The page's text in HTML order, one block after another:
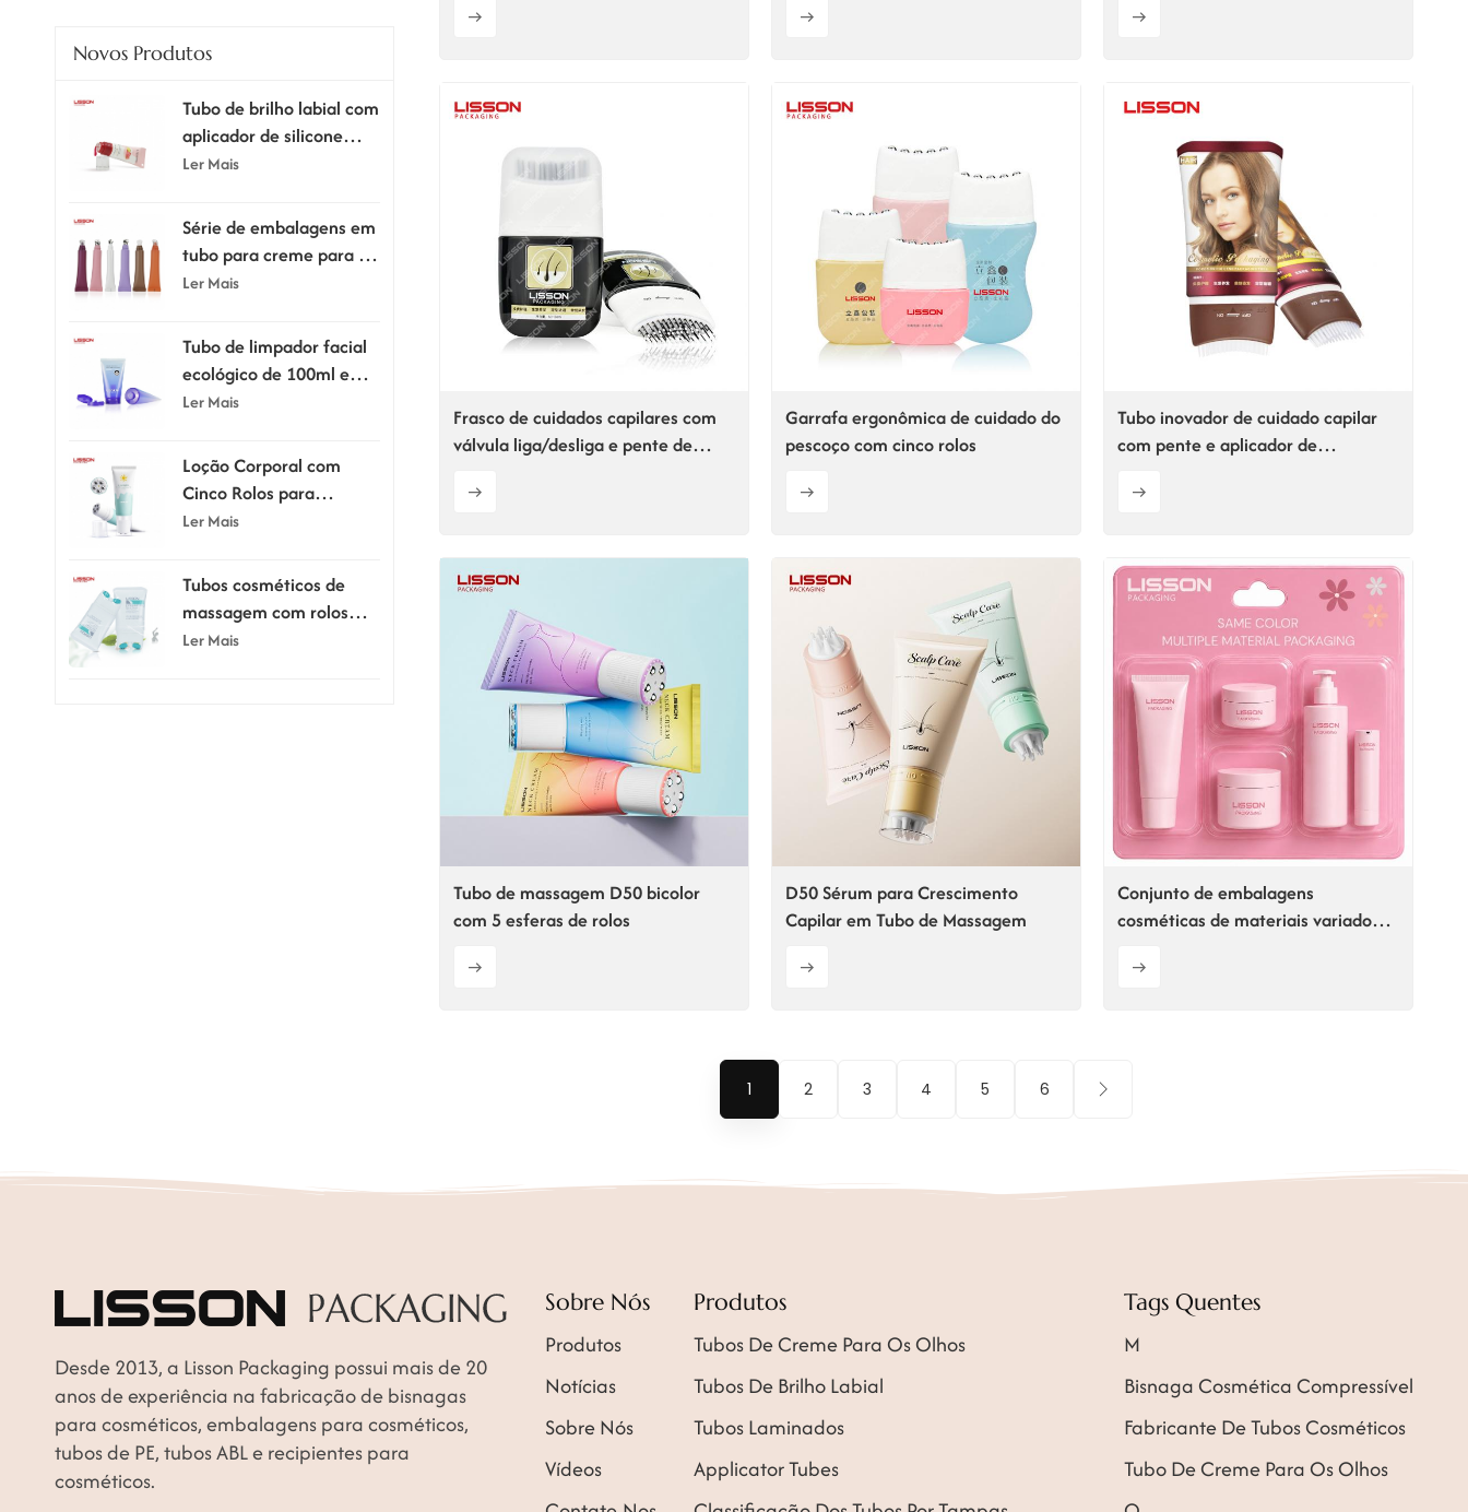
Novos Produtos
Tubo de brilho labial com
aplicador de silicone
supermacio
Ler Mais
Série de embalagens em
tubo para creme para os
olhos com aplicador.
Ler Mais
Tubo de limpador facial
ecológico de 100ml e
120ml com tampa flip-
Ler Mais
Loção Corporal com
Cinco Rolos para
Massagem e Raspagem,
Ler Mais
Tubos cosméticos de
massagem com rolos
duplos de silicone de
Ler Mais
Frasco de cuidados capilares com
válvula liga/desliga e pente de
Garrafa ergonômica de cuidado do
pescoço com cinco rolos
Tubo inovador de cuidado capilar
com pente e aplicador de
liga/desliga
Tubo de massagem D50 bicolor
com 5 esferas de rolos
D50 Sérum para Crescimento
Capilar em Tubo de Massagem
Conjunto de embalagens
cosméticas de materiais variados
1 2 3 4 5 6
Desde 2013, a Lisson Packaging possui mais de 20
anos de experiência na fabricação de bisnagas
para cosméticos, embalagens para cosméticos,
tubos de PE, tubos ABL e recipientes para
cosméticos.
Sobre Nós
Produtos
Notícias
Sobre Nós
Vídeos
Produtos
Tubos De Creme Para Os Olhos
Tubos De Brilho Labial
Tubos Laminados
Applicator Tubes
Tags Quentes
M
Bisnaga Cosmética Compressível
Fabricante De Tubos Cosméticos
Tubo De Creme Para Os Olhos